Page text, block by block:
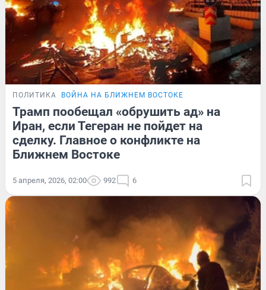
ПОЛИТИКА ВОЙНА НА БЛИЖНЕМ ВОСТОКЕ
Трамп пообещал «обрушить ад» на
Иран, если Тегеран не пойдет на
сделку. Главное о конфликте на
Ближнем Востоке
5 апреля, 2026, 02:00 992 6